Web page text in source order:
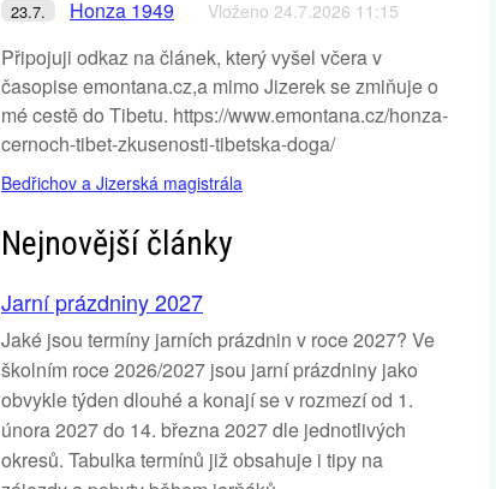
23.7. Honza 1949 Vloženo 24.7.2026 11:15
Připojuji odkaz na článek, který vyšel včera v
časopise emontana.cz,a mimo Jizerek se zmiňuje o
mé cestě do Tibetu. https://www.emontana.cz/honza-
cernoch-tibet-zkusenosti-tibetska-doga/
Bedřichov a Jizerská magistrála
Nejnovější články
Jarní prázdniny 2027
Jaké jsou termíny jarních prázdnin v roce 2027? Ve
školním roce 2026/2027 jsou jarní prázdniny jako
obvykle týden dlouhé a konají se v rozmezí od 1.
února 2027 do 14. března 2027 dle jednotlivých
okresů. Tabulka termínů již obsahuje i tipy na